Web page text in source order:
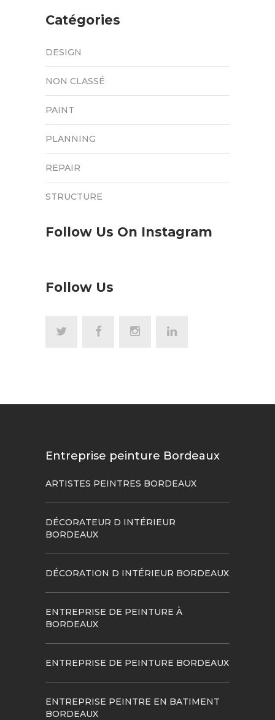
Catégories
DESIGN
NON CLASSÉ
PAINT
PLANNING
REPAIR
STRUCTURE
Follow Us On Instagram
Follow Us
Entreprise peinture Bordeaux
ARTISTES PEINTRES BORDEAUX
DÉCORATEUR D INTÉRIEUR
BORDEAUX
DÉCORATION D INTÉRIEUR BORDEAUX
ENTREPRISE DE PEINTURE À
BORDEAUX
ENTREPRISE DE PEINTURE BORDEAUX
ENTREPRISE PEINTRE EN BATIMENT
BORDEAUX